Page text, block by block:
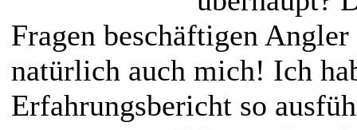
Fragen beschäftigen
natürlich auch mich! Ich
Erfahrungsbericht so